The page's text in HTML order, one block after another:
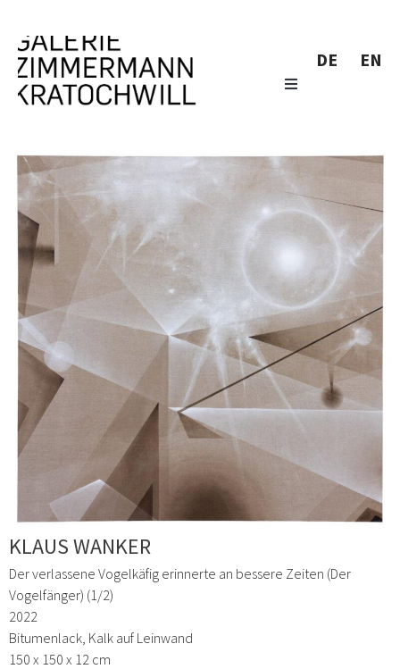
DE EN
KLAUS WANKER
Der verlassene Vogelkäfig erinnerte an bessere Zeiten (Der
Vogelfänger) (1/2)
2022
Bitumenlack, Kalk auf Leinwand
150 x 150 x 12 cm